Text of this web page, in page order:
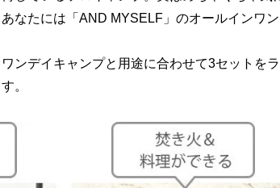
たには「AND MYSELF」のオールインワン
ンデイキャンプと用途に合わせて3セットを
。